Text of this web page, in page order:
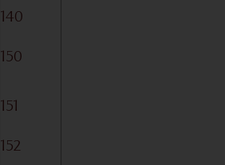
140
150
151
152